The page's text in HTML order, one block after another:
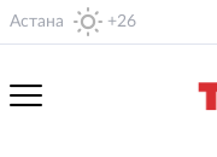
Астана +26